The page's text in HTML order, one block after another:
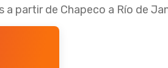
a partir de Chapeco a Río de